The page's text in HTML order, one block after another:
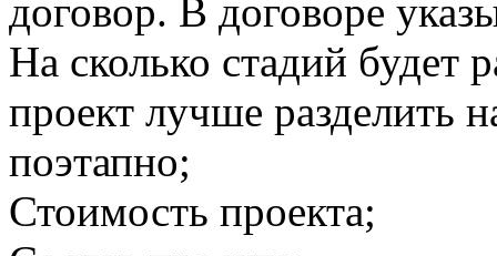
договор. В договоре
На сколько стадий будет
проект лучше разделить
поэтапно;
Стоимость проекта;